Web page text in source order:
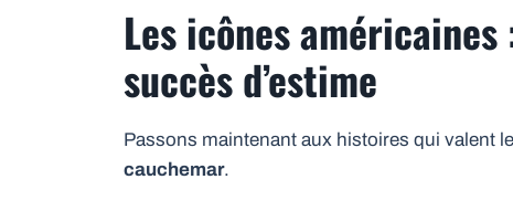
Les icônes
succès d’estime
Passons maintenant aux histoires qui valent
cauchemar.